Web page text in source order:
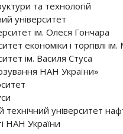
та технологій
університет
ім. Олеся Гончара
економіки і торгівлі
ім. Василя Стуса
НАН України»
університет
НАН України